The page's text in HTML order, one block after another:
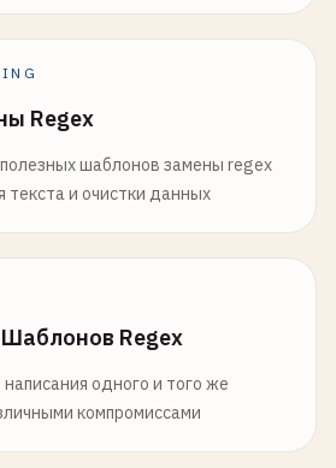
Regex
шаблонов замены regex
текста и очистки данных
Regex
одного и того же
компромиссами